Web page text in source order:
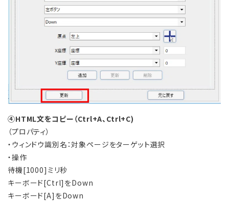
④HTML文をコピー（Ctrl+A、 Ctrl+C)
（プロパティ）
・ウィンドウ識別名：対象ページをターゲット選択
・操作
待機[1000]ミリ秒
キーボード[Ctrl]をDown
キーボード[A]をDown